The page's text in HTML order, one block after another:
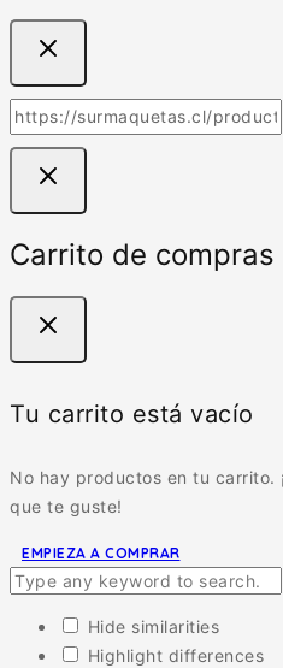
Carrito de compras
Tu carrito está vacío
No hay productos en tu carrito.
que te guste!
EMPIEZA A COMPRAR
Hide similarities
Highlight differences